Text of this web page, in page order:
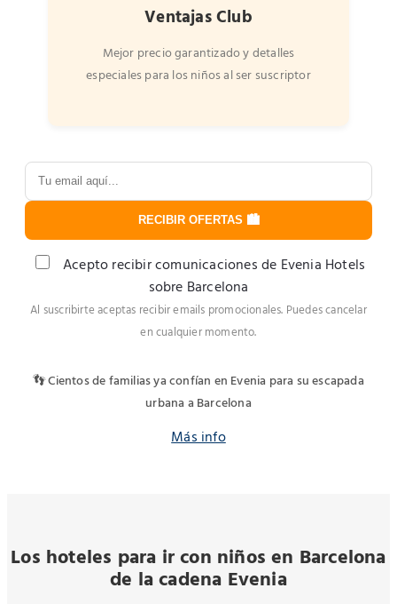
Ventajas Club
Mejor precio garantizado y detalles
especiales para los niños al ser suscriptor
RECIBIR OFERTAS 🏙️
Acepto recibir comunicaciones de Evenia Hotels
sobre Barcelona
Al suscribirte aceptas recibir emails promocionales. Puedes cancelar
en cualquier momento.
👣 Cientos de familias ya confían en Evenia para su escapada
urbana a Barcelona
Más info
Los hoteles para ir con niños en Barcelona
de la cadena Evenia